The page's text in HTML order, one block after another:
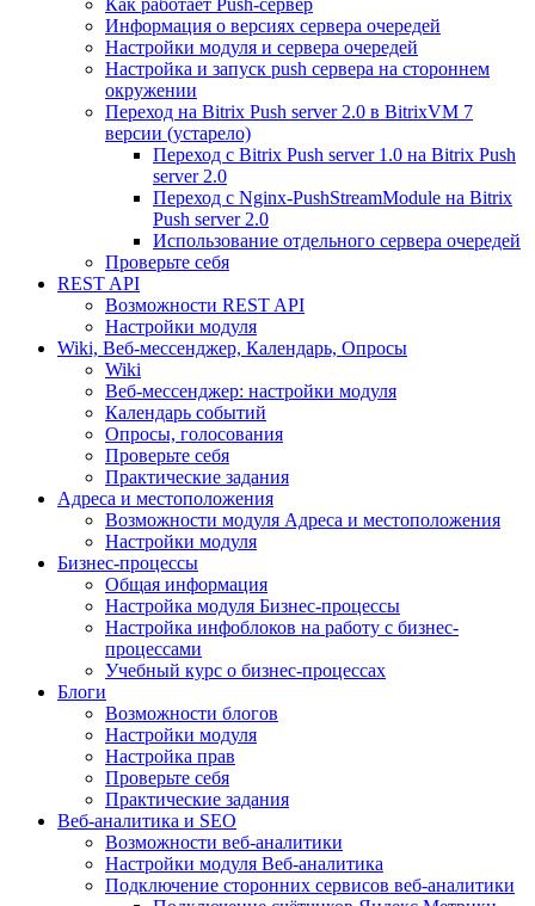
Как работает Push-сервер
Информация о версиях сервера очередей
Настройки модуля и сервера очередей
Настройка и запуск push сервера на стороннем
окружении
Переход на Bitrix Push server 2.0 в BitrixVM 7
версии (устарело)
Переход с Bitrix Push server 1.0 на Bitrix Push
server 2.0
Переход с Nginx-PushStreamModule на Bitrix
Push server 2.0
Использование отдельного сервера очередей
Проверьте себя
REST API
Возможности REST API
Настройки модуля
Wiki, Веб-мессенджер, Календарь, Опросы
Wiki
Веб-мессенджер: настройки модуля
Календарь событий
Опросы, голосования
Проверьте себя
Практические задания
Адреса и местоположения
Возможности модуля Адреса и местоположения
Настройки модуля
Бизнес-процессы
Общая информация
Настройка модуля Бизнес-процессы
Настройка инфоблоков на работу с бизнес-
процессами
Учебный курс о бизнес-процессах
Блоги
Возможности блогов
Настройки модуля
Настройка прав
Проверьте себя
Практические задания
Веб-аналитика и SEO
Возможности веб-аналитики
Настройки модуля Веб-аналитика
Подключение сторонних сервисов веб-аналитики